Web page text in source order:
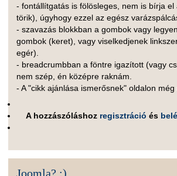
- fontállítgatás is fölösleges, nem is bírja el
törik), úgyhogy ezzel az egész
- szavazás blokkban a gombok vagy
gombok (keret), vagy viselkedjenek
egér).
- breadcrumbban a föntre igazított (vagy
nem szép, én középre raknám.
- A "cikk ajánlása ismerősnek" oldalon még
A hozzászóláshoz regisztráció és
Joomla? :)